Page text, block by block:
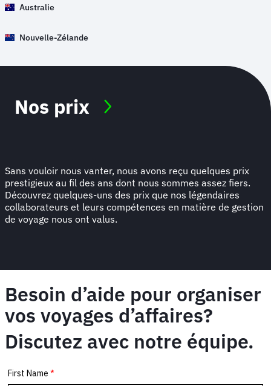
Australie
Nouvelle-Zélande
Sans vouloir nous vanter, nous avons reçu quelques prix
prestigieux au fil des ans dont nous sommes assez fiers.
Découvrez quelques-uns des prix que nos légendaires
collaborateurs et leurs compétences en matière de gestion
de voyage nous ont valus.
Nos prix
Besoin d’aide pour organiser
vos voyages d’affaires?
Discutez avec notre équipe.